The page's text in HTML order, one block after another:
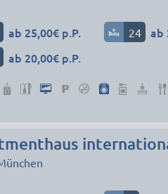
ab 25,00€ p.P. 24 ab
ab 20,00€ p.P.